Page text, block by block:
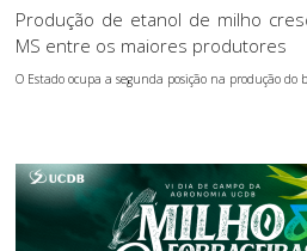
Produção de etanol de milho
MS entre os maiores produtores
O Estado ocupa a segunda posição na produção do